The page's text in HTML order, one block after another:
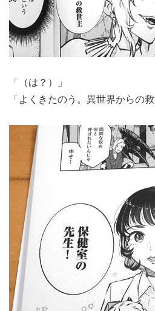
「（は？）」
「よくきたのう。異世界からの